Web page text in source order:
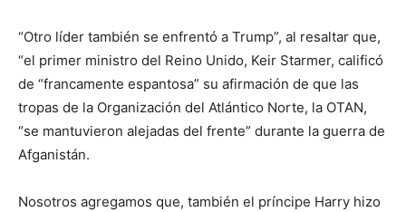
“Otro líder también se enfrentó a Trump”, al resaltar que,
“el primer ministro del Reino Unido, Keir Starmer, calificó
de “francamente espantosa” su afirmación de que las
tropas de la Organización del Atlántico Norte, la OTAN,
“se mantuvieron alejadas del frente” durante la guerra de
Afganistán.
Nosotros agregamos que, también el príncipe Harry hizo